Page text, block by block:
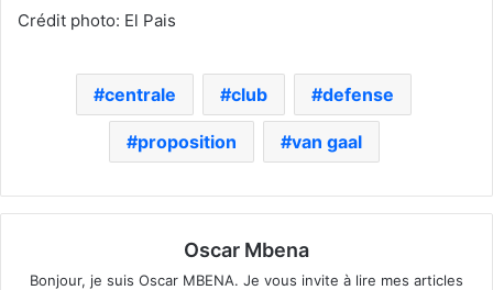
Crédit photo: El Pais
centrale club defense
proposition van gaal
Oscar Mbena
Bonjour, je suis Oscar MBENA. Je vous invite à lire mes articles